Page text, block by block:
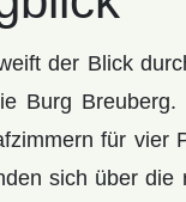
der Blick
Burg Breuberg.
für vier
sich über die